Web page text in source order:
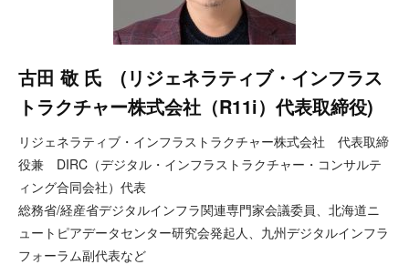
古田 敬 氏 (リジェネラティブ・インフラス
トラクチャー株式会社（R11i）代表取締役)
リジェネラティブ・インフラストラクチャー株式会社 代表取締
役兼 DIRC（デジタル・インフラストラクチャー・コンサルテ
ィング合同会社）代表
総務省/経産省デジタルインフラ関連専門家会議委員、北海道ニ
ュートピアデータセンター研究会発起人、九州デジタルインフラ
フォーラム副代表など